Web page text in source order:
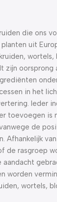
die ons
uit
wortels,
zijn oorsprong
in het
Ieder
toevoegen is
de
Afhankelijk
de rasgroep
aandacht
worden
wortels,